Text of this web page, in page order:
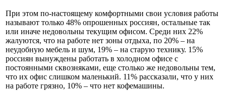
При этом по-настоящему комфортными свои условия работы
называют только 48% опрошенных россиян, остальные так
или иначе недовольны текущим офисом. Среди них 22%
жалуются, что на работе нет зоны отдыха, по 20% – на
неудобную мебель и шум, 19% – на старую технику. 15%
россиян вынуждены работать в холодном офисе с
постоянными сквозняками, еще столько же недовольны тем,
что их офис слишком маленький. 11% рассказали, что у них
на работе грязно, 10% – что нет кофемашины.